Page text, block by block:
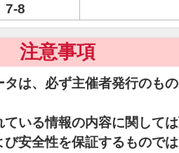
7-8
注意事項
は、必ず主催者発行のも
いる情報の内容に関して
安全性を保証するもので